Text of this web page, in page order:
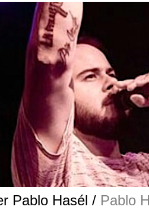
Pablo Hasél /Pablo